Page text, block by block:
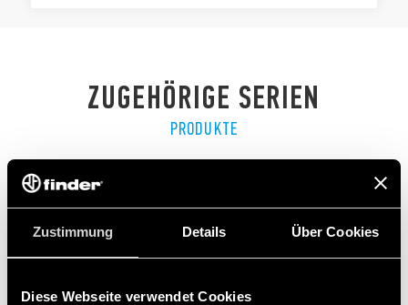
Zustimmung Details Über Cookies
Diese Webseite verwendet Cookies
ZUGEHÖRIGE SERIEN
PRODUKTE